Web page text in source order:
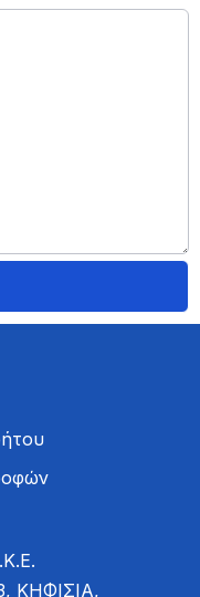
ΚΗΦΙΣΙΑ,